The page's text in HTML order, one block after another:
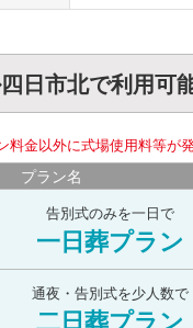
日市北で利用可
金以外に式場使用料等が発
プラン名
告別式のみを一日で
一日葬プラン
通夜・告別式を少人数で
二日葬プラン